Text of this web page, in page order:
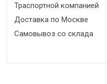
Траспортной компанией
Доставка по Москве
Самовывоз со склада